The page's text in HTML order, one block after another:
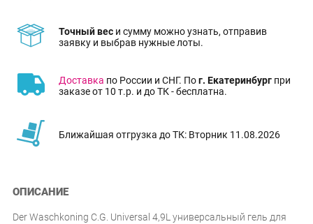
Точный вес и сумму можно узнать, отправив
заявку и выбрав нужные лоты.
Доставка по России и СНГ. Пог. Екатеринбург при
заказе от 10 т.р. и до ТК - бесплатна.
Ближайшая отгрузка до ТК: Вторник 11.08.2026
ОПИСАНИЕ
Der Waschkoning C.G. Universal 4,9L универсальный гель для